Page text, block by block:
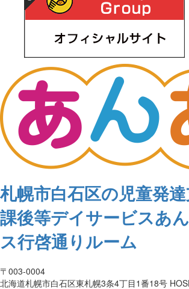
札幌市白石区の児童発
課後等デイサービスあ
ス行啓通りルーム
〒003-0004
北海道札幌市白石区東札幌3条4丁目1番18号